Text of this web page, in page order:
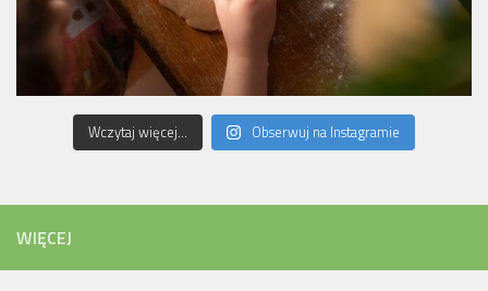
Wczytaj więcej... Obserwuj na Instagramie
WIĘCEJ